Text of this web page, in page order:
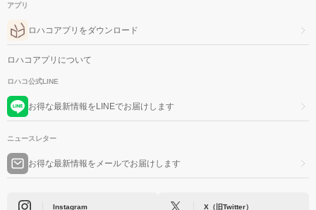
アプリ
ロハコアプリをダウンロード
ロハコアプリについて
ロハコ公式LINE
お得な最新情報をLINEでお届けします
ニュースレター
お得な最新情報をメールでお届けします
Instagram X（旧Twitter）